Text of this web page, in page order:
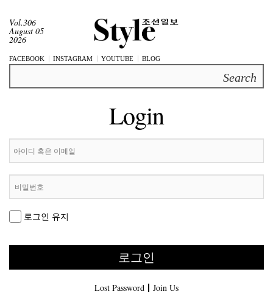
Vol.306
August 05
2026
FACEBOOK INSTAGRAM YOUTUBE BLOG
Login
로그인 유지
Lost Password Join Us